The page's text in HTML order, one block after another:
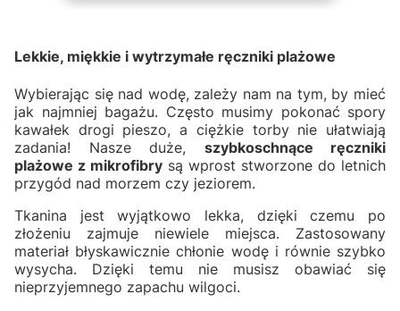
Lekkie, miękkie i wytrzymałe ręczniki plażowe
Wybierając się nad wodę, zależy nam na tym, by mieć
jak najmniej bagażu. Często musimy pokonać spory
kawałek drogi pieszo, a ciężkie torby nie ułatwiają
zadania! Nasze duże, szybkoschnące ręczniki
plażowe z mikrofibry są wprost stworzone do letnich
przygód nad morzem czy jeziorem.
Tkanina jest wyjątkowo lekka, dzięki czemu po
złożeniu zajmuje niewiele miejsca. Zastosowany
materiał błyskawicznie chłonie wodę i równie szybko
wysycha. Dzięki temu nie musisz obawiać się
nieprzyjemnego zapachu wilgoci.